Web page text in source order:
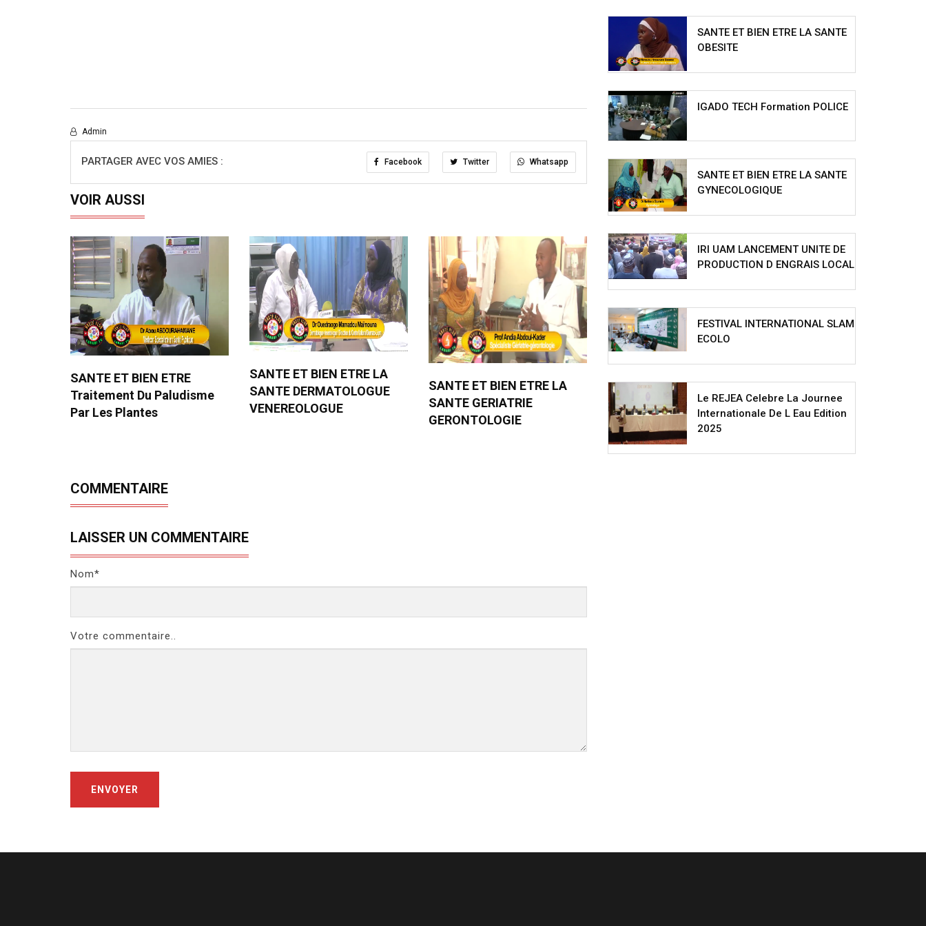
Admin
PARTAGER AVEC VOS AMIES : Facebook Twitter Whatsapp
VOIR AUSSI
SANTE ET BIEN ETRE
Traitement Du Paludisme
Par Les Plantes
SANTE ET BIEN ETRE LA
SANTE DERMATOLOGUE
VENEREOLOGUE
SANTE ET BIEN ETRE LA
SANTE GERIATRIE
GERONTOLOGIE
COMMENTAIRE
LAISSER UN COMMENTAIRE
Nom*
Votre commentaire..
ENVOYER
SANTE ET BIEN ETRE LA SANTE
OBESITE
IGADO TECH Formation POLICE
SANTE ET BIEN ETRE LA SANTE
GYNECOLOGIQUE
IRI UAM LANCEMENT UNITE DE
PRODUCTION D ENGRAIS LOCAL
FESTIVAL INTERNATIONAL SLAM
ECOLO
Le REJEA Celebre La Journee
Internationale De L Eau Edition
2025